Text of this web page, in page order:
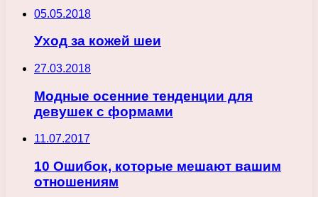
05.05.2018
Уход за кожей шеи
27.03.2018
Модные осенние тенденции для
девушек с формами
11.07.2017
10 Ошибок, которые мешают вашим
отношениям